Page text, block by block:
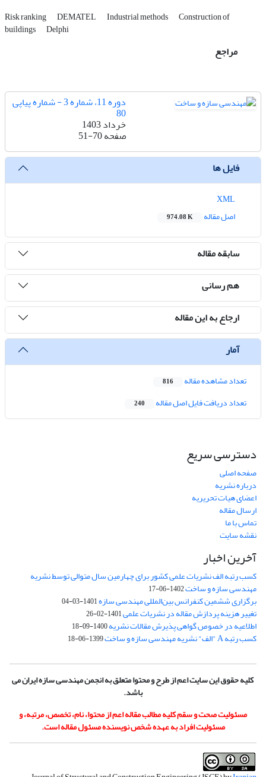
Risk ranking DEMATEL Industrial methods Construction of
buildings Delphi
مراجع
دوره 11، شماره 3 - شماره پیاپی
80
خرداد 1403
صفحه51-70
فایل ها
اصل مقاله
974.08 K
سابقه مقاله
هم رسانی
ارجاع به این مقاله
آمار
تعداد مشاهده مقاله 816
تعداد دریافت فایل اصل مقاله 240
دسترسی سریع
صفحه اصلی
درباره نشریه
اعضای هیات تحریریه
ارسال مقاله
تماس با ما
نقشه سایت
آخرین اخبار
کسب رتبه الف نشریات علمی کشور برای چهارمین سال متوالی توسط نشریه
مهندسی سازه و ساخت1402-06-17
برگزاری ششمین کنفرانس بین‌المللی مهندسی سازه1401-03-04
تغییر هزینه پردازش مقاله در نشریات علمی1401-02-26
اطلاعیه در خصوص گواهی پذیرش مقالات نشریه1400-09-18
کسب رتبه A "الف" نشریه مهندسی سازه و ساخت 1399-06-18
کلیه حقوق این سایت اعم از طرح و محتوا متعلق به انجمن مهندسی سازه ایران می
باشد.
مسئولیت صحت و سقم کلیه مطالب مقاله اعم از محتوا، نام، تخصص، مرتبه، و
مسئولیت افراد به عهده شخص نویسنده مسئول مقاله است.